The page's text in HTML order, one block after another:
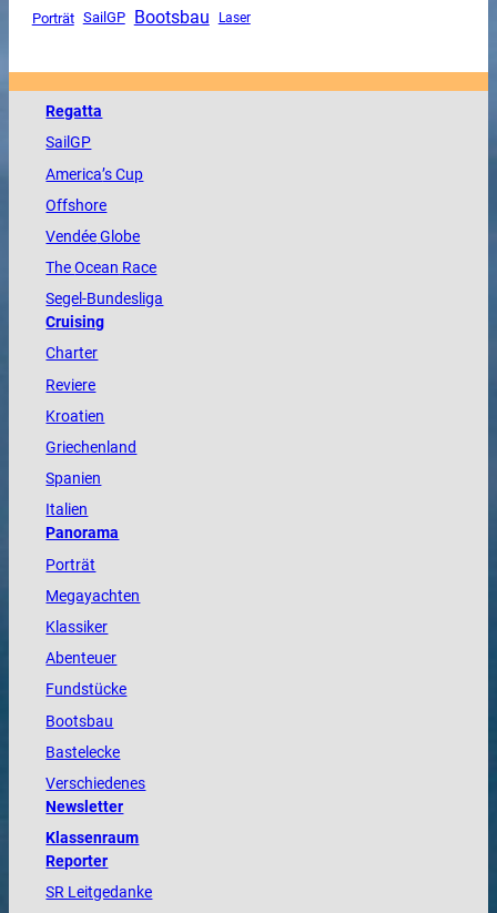
Porträt SailGP Bootsbau Laser
Regatta
SailGP
America’s Cup
Offshore
VendéeGlobe
TheOcean Race
Segel-Bundesliga
Cruising
Charter
Reviere
Kroatien
Griechenland
Spanien
Italien
Panorama
Porträt
Megayachten
Klassiker
Abenteuer
Fundstücke
Bootsbau
Bastelecke
Verschiedenes
Newsletter
Klassenraum
Reporter
SR Leitgedanke